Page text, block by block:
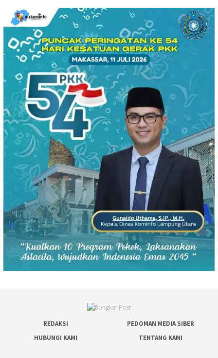
REDAKSI
PEDOMAN MEDIA SIBER
HUBUNGI KAMI
TENTANG KAMI